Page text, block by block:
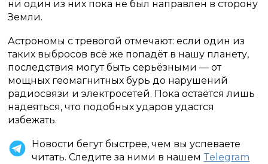
ни один из них пока не был направлен в сторону
Земли.
Астрономы с тревогой отмечают: если один из
таких выбросов всё же попадёт в нашу планету,
последствия могут быть серьёзными — от
мощных геомагнитных бурь до нарушений
радиосвязи и электросетей. Пока остаётся лишь
надеяться, что подобных ударов удастся
избежать.
Новости бегут быстрее, чем вы успеваете
читать. Следите за ними в нашем Telegram